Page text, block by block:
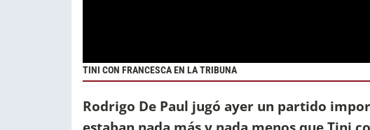
TINI CON FRANCESCA EN LA TRIBUNA
Rodrigo De Paul jugó ayer un partido